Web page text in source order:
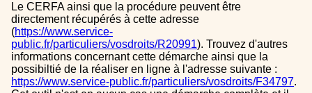
Le CERFA ainsi que la procédure peuvent être
directement récupérés à cette adresse
(https://www.service-
public.fr/particuliers/vosdroits/R20991). Trouvez d'autres
informations concernant cette démarche ainsi que la
possibiltié de la réaliser en ligne à l'adresse suivante :
https://www.service-public.fr/particuliers/vosdroits/F34797.